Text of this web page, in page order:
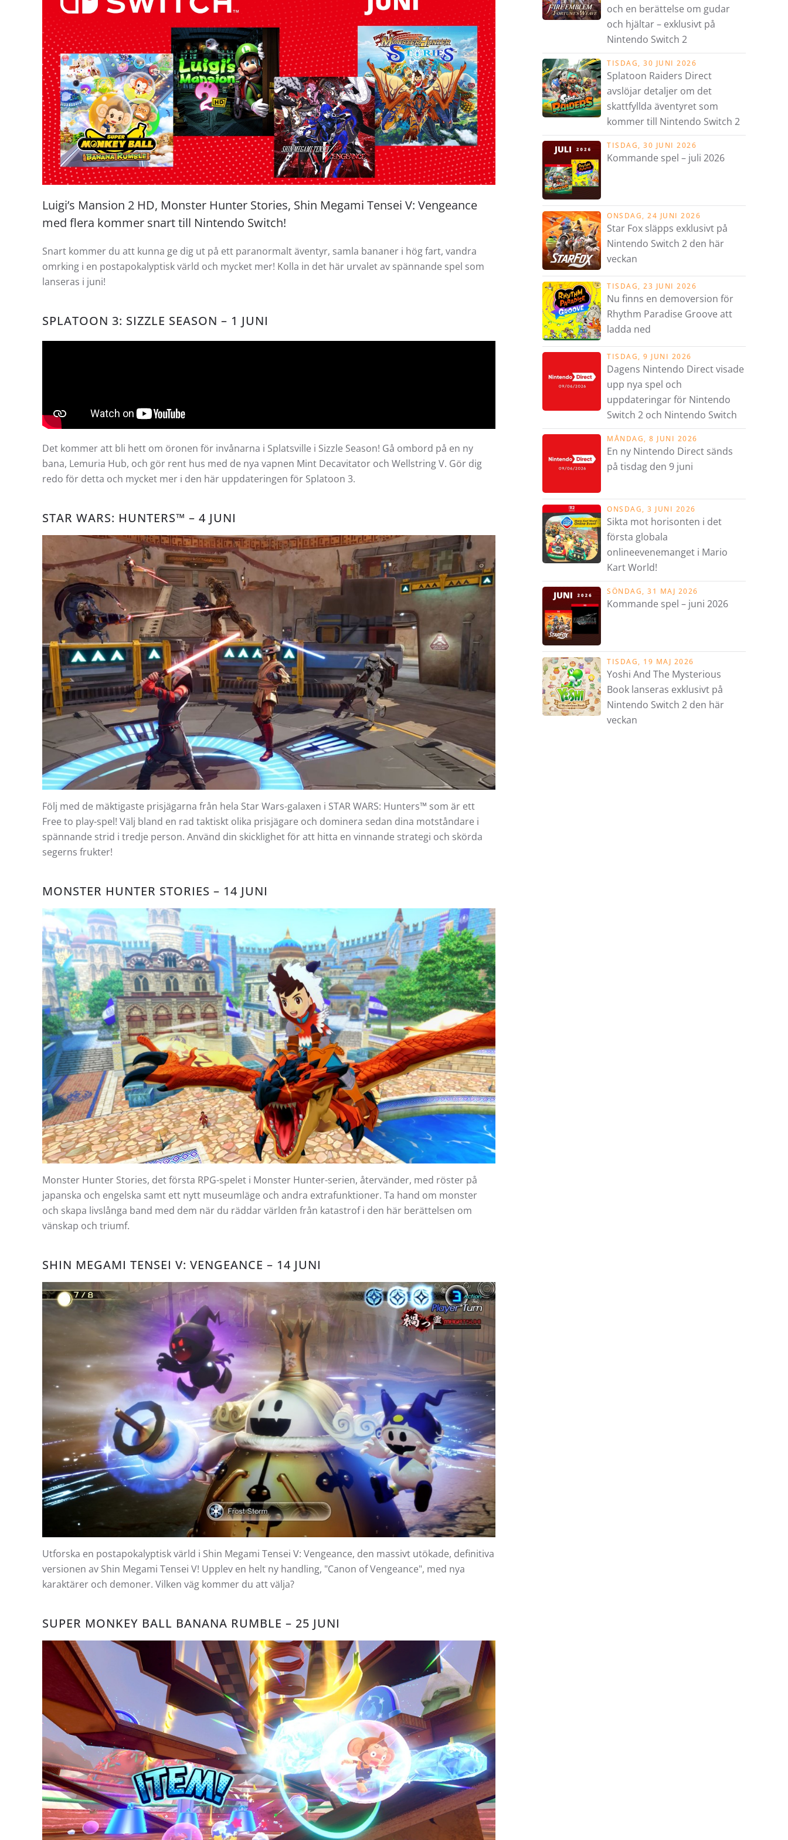
Luigi’s Mansion 2 HD, Monster Hunter Stories, Shin Megami Tensei V: Vengeance
med flera kommer snart till Nintendo Switch!
Snart kommer du att kunna ge dig ut på ett paranormalt äventyr, samla bananer i hög fart, vandra
omrking i en postapokalyptisk värld och mycket mer! Kolla in det här urvalet av spännande spel som
lanseras i juni!
SPLATOON 3: SIZZLE SEASON – 1 JUNI
Det kommer att bli hett om öronen för invånarna i Splatsville i Sizzle Season! Gå ombord på en ny
bana, Lemuria Hub, och gör rent hus med de nya vapnen Mint Decavitator och Wellstring V. Gör dig
redo för detta och mycket mer i den här uppdateringen för Splatoon 3.
STAR WARS: HUNTERS™ – 4 JUNI
Följ med de mäktigaste prisjägarna från hela Star Wars-galaxen i STAR WARS: Hunters™ som är ett
Free to play-spel! Välj bland en rad taktiskt olika prisjägare och dominera sedan dina motståndare i
spännande strid i tredje person. Använd din skicklighet för att hitta en vinnande strategi och skörda
segerns frukter!
MONSTER HUNTER STORIES – 14 JUNI
Monster Hunter Stories, det första RPG-spelet i Monster Hunter-serien, återvänder, med röster på
japanska och engelska samt ett nytt museumläge och andra extrafunktioner. Ta hand om monster
och skapa livslånga band med dem när du räddar världen från katastrof i den här berättelsen om
vänskap och triumf.
SHIN MEGAMI TENSEI V: VENGEANCE – 14 JUNI
Utforska en postapokalyptisk värld i Shin Megami Tensei V: Vengeance, den massivt utökade, definitiva
versionen av Shin Megami Tensei V! Upplev en helt ny handling, "Canon of Vengeance", med nya
karaktärer och demoner. Vilken väg kommer du att välja?
SUPER MONKEY BALL BANANA RUMBLE – 25 JUNI
och en berättelse om gudar
och hjältar – exklusivt på
Nintendo Switch 2
TISDAG, 30 JUNI 2026
Splatoon Raiders Direct
avslöjar detaljer om det
skattfyllda äventyret som
kommer till Nintendo Switch 2
TISDAG, 30 JUNI 2026
Kommande spel – juli 2026
ONSDAG, 24 JUNI 2026
Star Fox släpps exklusivt på
Nintendo Switch 2 den här
veckan
TISDAG, 23 JUNI 2026
Nu finns en demoversion för
Rhythm Paradise Groove att
ladda ned
TISDAG, 9 JUNI 2026
Dagens Nintendo Direct visade
upp nya spel och
uppdateringar för Nintendo
Switch 2 och Nintendo Switch
MÅNDAG, 8 JUNI 2026
En ny Nintendo Direct sänds
på tisdag den 9 juni
ONSDAG, 3 JUNI 2026
Sikta mot horisonten i det
första globala
onlineevenemanget i Mario
Kart World!
SÖNDAG, 31 MAJ 2026
Kommande spel – juni 2026
TISDAG, 19 MAJ 2026
Yoshi And The Mysterious
Book lanseras exklusivt på
Nintendo Switch 2 den här
veckan